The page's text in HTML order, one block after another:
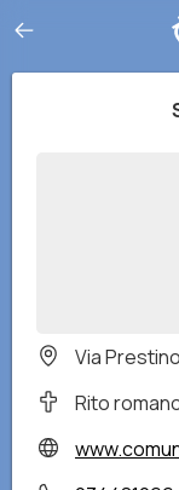
Via
Rito